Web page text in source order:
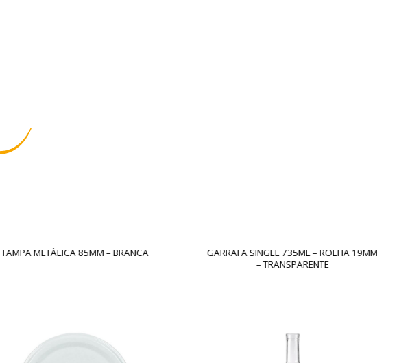
TAMPA METÁLICA 85MM – BRANCA
GARRAFA SINGLE 735ML – ROLHA 19MM
– TRANSPARENTE